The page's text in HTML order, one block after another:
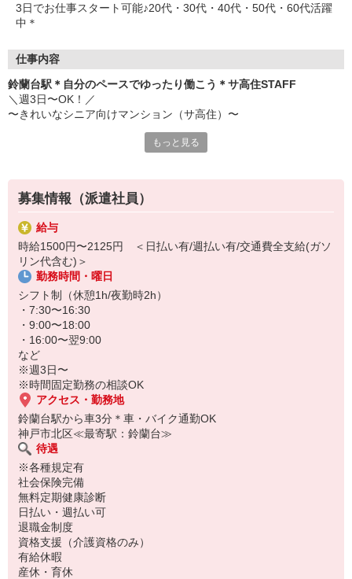
3日でお仕事スタート可能♪20代・30代・40代・50代・60代活躍
中＊
仕事内容
鈴蘭台駅＊自分のペースでゆったり働こう＊サ高住STAFF
＼週3日〜OK！／
〜きれいなシニア向けマンション（サ高住）〜
・見回り/安否確認
・共有スペースの清掃
など
介護度が低い方も多数！身体的な負担は少なめです♪
シフトの相談には柔軟に対応しています◎自分のペースでゆったり
と働ける環境です♪
もっと見る
募集情報（派遣社員）
給与
時給1500円〜2125円 ＜日払い有/週払い有/交通費全支給(ガソ
リン代含む)＞
勤務時間・曜日
シフト制（休憩1h/夜勤時2h）
・7:30〜16:30
・9:00〜18:00
・16:00〜翌9:00
など
※週3日〜
※時間固定勤務の相談OK
アクセス・勤務地
鈴蘭台駅から車3分＊車・バイク通勤OK
神戸市北区≪最寄駅：鈴蘭台≫
待遇
※各種規定有
社会保険完備
無料定期健康診断
日払い・週払い可
退職金制度
資格支援（介護資格のみ）
有給休暇
産休・育休